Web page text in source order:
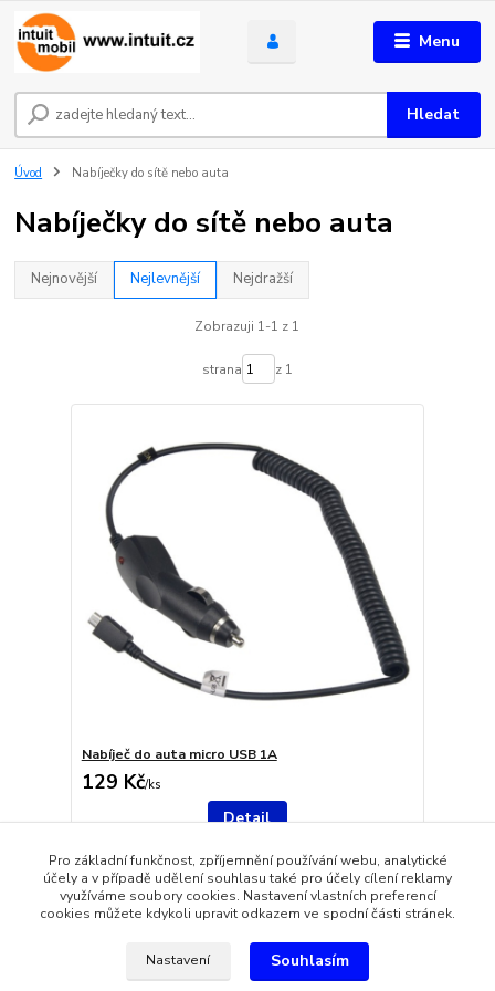
Menu
Hledat
Úvod Nabíječky do sítě nebo auta
Nabíječky do sítě nebo auta
Nejnovější Nejlevnější Nejdražší
Zobrazuji 1-1 z 1
strana z 1
Nabíječ do auta micro USB 1A
129 Kč/ks
Detail
strana z 1
Pro základní funkčnost, zpříjemnění používání webu, analytické
účely a v případě udělení souhlasu také pro účely cílení reklamy
využíváme soubory cookies. Nastavení vlastních preferencí
cookies můžete kdykoli upravit odkazem ve spodní části stránek.
Nastavení Souhlasím